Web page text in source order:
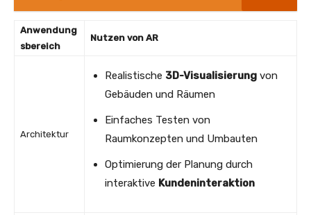
Anwendung
sbereich
Nutzen von AR
Architektur
Realistische 3D-Visualisierung von
Gebäuden und Räumen
Einfaches Testen von
Raumkonzepten und Umbauten
Optimierung der Planung durch
interaktive Kundeninteraktion